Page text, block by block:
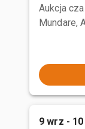
Aukcja
Mundare,
9 wrz -